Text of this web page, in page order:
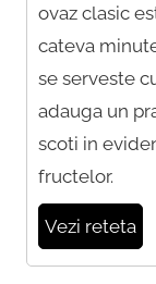
ovaz clasic
cateva
se serveste
adauga un
scoti in
fructelor.
Vezi reteta